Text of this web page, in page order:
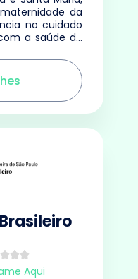
da
no cuidado
a saúde da
Aqui